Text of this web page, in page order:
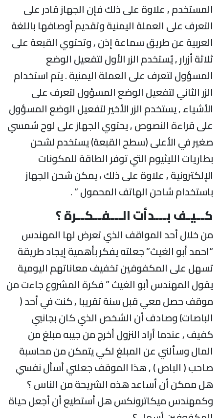
المستخدم , علاوة على ذلك فإن الجهاز قادر على
التعرف على العملة اليمنية وتقديم أوصافها باللغة
العربية عن طريق سماعة إذن , وتحتوي القبعة على
ثلاثة أزرار , يٌستخدم الزر الأول لتفعيل الوضع
المسؤول لتعرف على العملة اليمنية . يتم استخدام
الزر الثاني لتفعيل الوضع المسؤول لتعرف على
الأشياء , يستخدم الزر الأخير لتفعيل الوضع المسؤول
على قراءة النصوص , يحتوي الجهاز على لوح شمسي
صغير في الأعلى (سطح القبعة) يستخدم لشحن
بطاريات الليثيوم التي توفر الطاقة للمكونات
الإلكترونية , علاوة على ذلك ، يمكن شحن الجهاز
باستخدام شاحن الهاتف المحمول ” .
كــيـف بـــدأت الـــفــكــرة ؟
من خلال أحد المواقف الذي تعرض لها المهندس
“احمد أبو الغيث” جعلته يفكر بأهمية إيجاد طريقة
تسهل على المكفوفين تخفيف معاناتهم اليومية
يقول المهندس أبو الغيث ” فكرة المشروع جاءت من
موقف حصل معي قبل سنة تقريبا , كنت في أحد (
الباصات) وصادف أن الشخص الذي كان بجانبي
كفيف , عندما أراد النزول أخرج من جيبه مبلغ من
المال وسألني عن المبلغ لكي يتمكن من محاسبة
صاحب ( الباص ) , هذا الموقف جعلني أسأل نفسي
هل ممكن أن أساعد هذه الشريحة من الناس ؟
وكمهندس ميكاترونكس هل أستطيع أن أجعل حياة